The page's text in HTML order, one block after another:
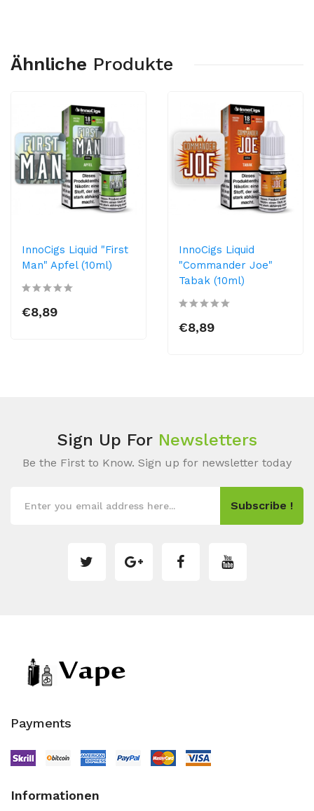
Ähnliche Produkte
InnoCigs Liquid "First
Man" Apfel (10ml)
€8,89
InnoCigs Liquid
"Commander Joe"
Tabak (10ml)
€8,89
Sign Up For Newsletters
Be the First to Know. Sign up for newsletter today
Subscribe !
Payments
Informationen